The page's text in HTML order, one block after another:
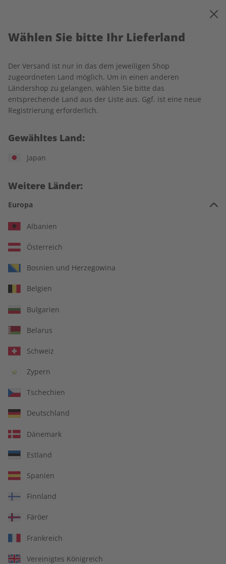
Startseite Spotlight Produkte
Produkte
20 Artikel
Filter
Jahrgang 2025
€ 69,90
Jahrgang 2025
€ 99,90
Wählen Sie bitte Ihr Lieferland
Der Versand ist nur in das dem jeweiligen Shop
zugeordneten Land möglich. Um in einen anderen
Ländershop zu gelangen, wählen Sie bitte das
entsprechende Land aus der Liste aus. Ggf. ist eine neue
Registrierung erforderlich.
Gewähltes Land:
Japan
Weitere Länder:
Europa
Albanien
Österreich
Bosnien und Herzegowina
Belgien
Bulgarien
Belarus
Schweiz
Zypern
Tschechien
Deutschland
Dänemark
Estland
Spanien
Finnland
Färöer
Frankreich
Vereinigtes Königreich